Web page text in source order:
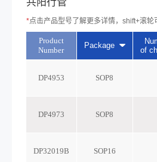
*点击产品型号了解更多详情，shift+滚轮
Product
Number
Package
of
DP4953 SOP8
DP4973 SOP8
DP32019B SOP16